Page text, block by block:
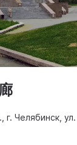
г. Челябинск,